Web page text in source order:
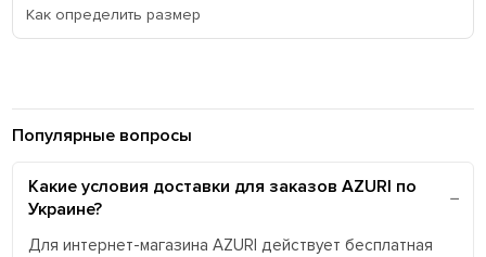
Как определить размер
Популярные вопросы
Какие условия доставки для заказов AZURI по
Украине?
Для интернет-магазина AZURI действует бесплатная